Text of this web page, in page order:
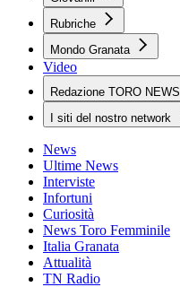
Rubriche
Mondo Granata
Video
Redazione TORO NEWS
I siti del nostro network
News
Ultime News
Interviste
Infortuni
Curiosità
News Toro Femminile
Italia Granata
Attualità
TN Radio